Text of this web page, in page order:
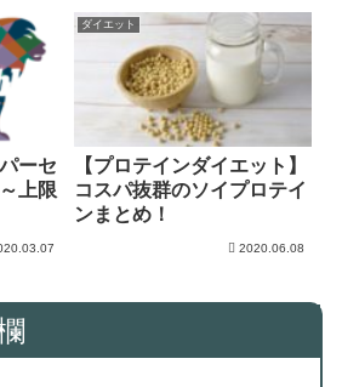
ーセ
上限
ダイエット
【プロテインダイエット】
コスパ抜群のソイプロテイ
ンまとめ！
2020.06.08